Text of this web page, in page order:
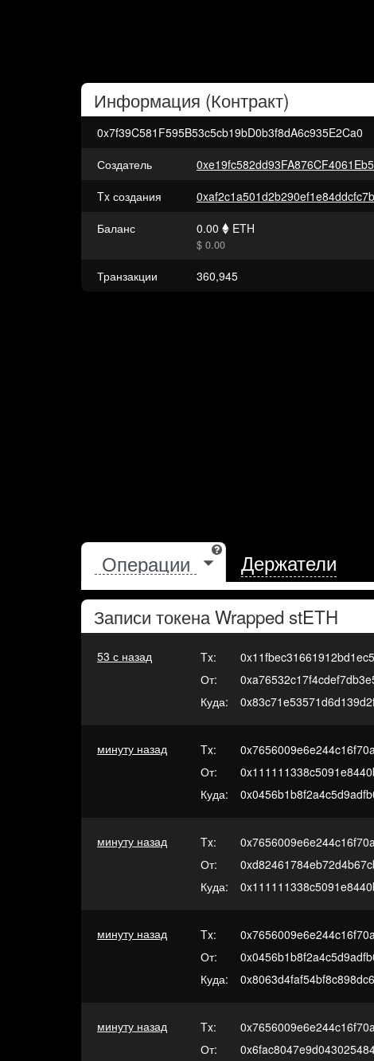
Информация (Контракт)
0x7f39C581F595B53c5cb19bD0b3f8dA6c935E2Ca0
Создатель
Tx создания
Баланс
0.00 ETH
$ 0.00
Транзакции 360,945
Держатели
Записи токенаWrapped stETH
54 с назад Tx:
От:
Куда:
минуту назад Tx:
От:
Куда:
минуту назад Tx:
От:
Куда:
минуту назад Tx:
От:
Куда:
минуту назад Tx:
От: